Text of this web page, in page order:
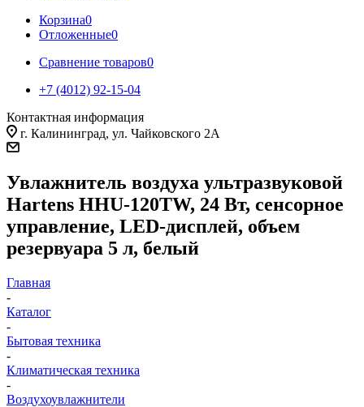
Корзина0
Отложенные0
Сравнение товаров0
+7 (4012) 92-15-04
Контактная информация
г. Калининград, ул. Чайковского 2А
Увлажнитель воздуха ультразвуковой
Hartens HHU-120TW, 24 Вт, сенсорное
управление, LED-дисплей, объем
резервуара 5 л, белый
Главная
-
Каталог
-
Бытовая техника
-
Климатическая техника
-
Воздухоувлажнители